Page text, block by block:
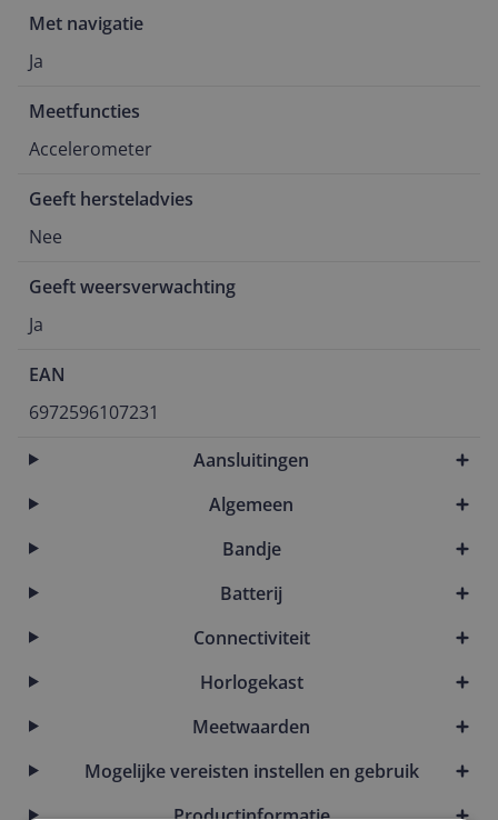
Met navigatie
Ja
Meetfuncties
Accelerometer
Geeft hersteladvies
Nee
Geeft weersverwachting
Ja
EAN
6972596107231
Aansluitingen
Algemeen
Bandje
Batterij
Connectiviteit
Horlogekast
Meetwaarden
Mogelijke vereisten instellen en gebruik
Productinformatie